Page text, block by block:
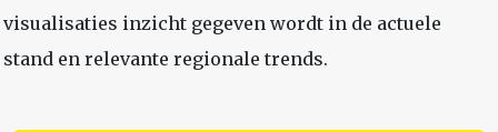
visualisaties inzicht gegeven wordt in de actuele
stand en relevante regionale trends.